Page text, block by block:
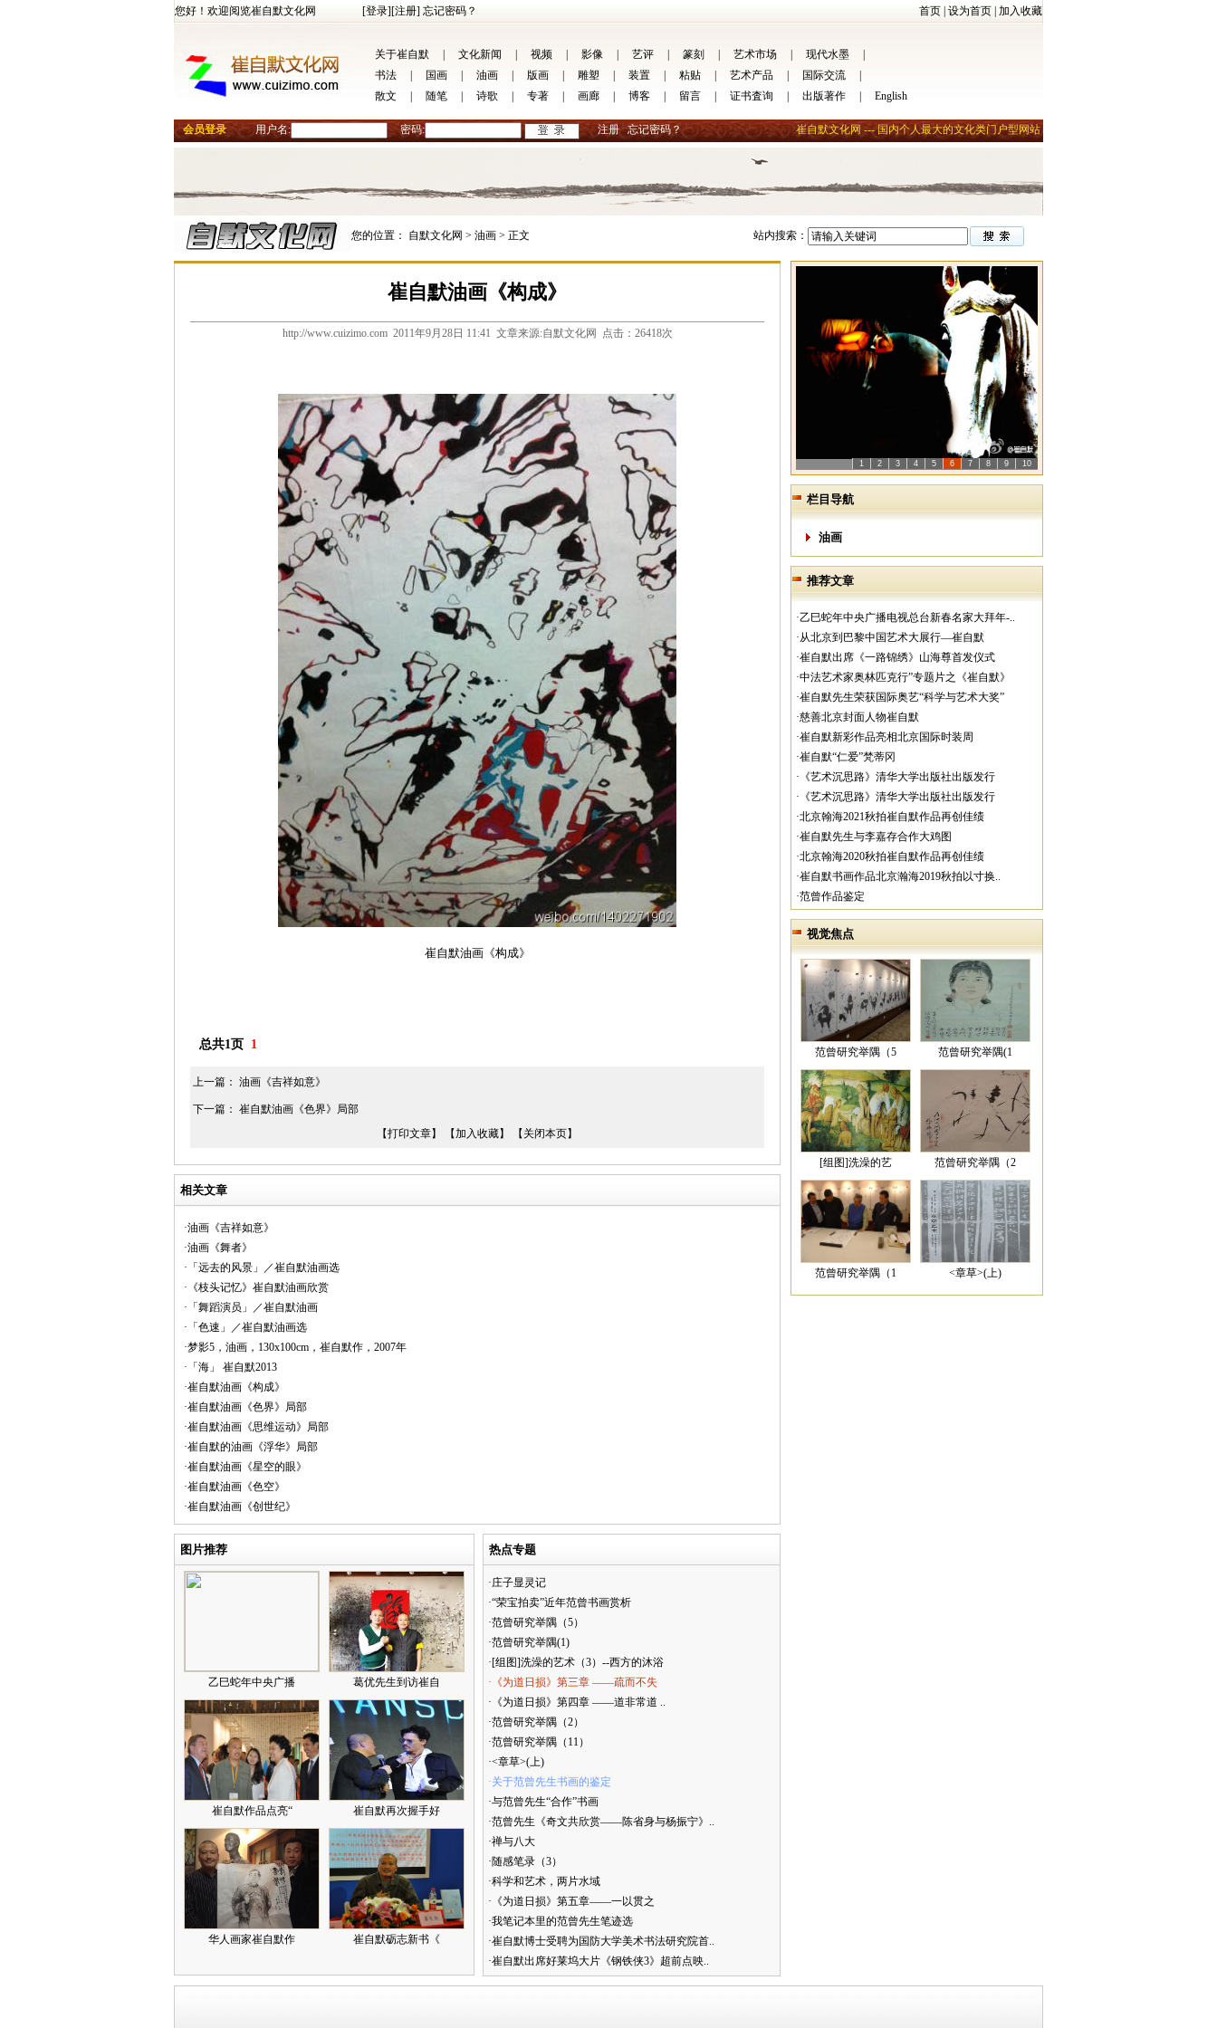
您好！欢迎阅览崔自默文化网 [登录][注册] 忘记密码？ 首页 设为首页 加入收藏
关于崔自默 文化新闻 视频 影像 艺评 篆刻 艺术市场 现代水墨
书法
国画 油画 版画 雕塑 装置 粘贴 艺术产品 国际交流
散文
随笔 诗歌 专著 画廊 博客 留言 证书査询 出版著作 English
会员登录 用户名: 密码: 注册 忘记密码？ 崔自默文化网 --- 国内个人最大的文化类门户型网站
您的位置： 自默文化网 > 油画 > 正文 站内搜索：
崔自默油画《构成》
http://www.cuizimo.com 2011年9月28日 11:41 文章来源:自默文化网 点击：26418次
崔自默油画《构成》
总共1页 1
上一篇： 油画《吉祥如意》
下一篇： 崔自默油画《色界》局部
【打印文章】
【加入收藏】 【关闭本页】
相关文章
·油画《吉祥如意》
·油画《舞者》
·「远去的风景」／崔自默油画选
·《枝头记忆》崔自默油画欣赏
·「舞蹈演员」／崔自默油画
·「色速」／崔自默油画选
·梦影5，油画，130x100cm，崔自默作，2007年
·「海」 崔自默2013
·崔自默油画《构成》
·崔自默油画《色界》局部
·崔自默油画《思维运动》局部
·崔自默的油画《浮华》局部
·崔自默油画《星空的眼》
·崔自默油画《色空》
·崔自默油画《创世纪》
图片推荐
乙巳蛇年中央广播 葛优先生到访崔自
崔自默作品点亮“ 崔自默再次握手好
华人画家崔自默作 崔自默砺志新书《
热点专题
·庄子显灵记
·“荣宝拍卖”近年范曾书画赏析
·范曾研究举隅（5）
·范曾研究举隅(1)
·[组图]洗澡的艺术（3）--西方的沐浴
·《为道日损》第三章 ——疏而不失
·《为道日损》第四章 ——道非常道 ..
·范曾研究举隅（2）
·范曾研究举隅（11）
·<章草>(上)
·关于范曾先生书画的鉴定
·与范曾先生“合作”书画
·范曾先生《奇文共欣赏——陈省身与杨振宁》..
·禅与八大
·随感笔录（3）
·科学和艺术，两片水域
·《为道日损》第五章——一以贯之
·我笔记本里的范曾先生笔迹选
·崔自默博士受聘为国防大学美术书法研究院首..
·崔自默出席好莱坞大片《钢铁侠3》超前点映..
1 2 3 4 5 6 7 8 9 10
栏目导航
油画
推荐文章
·乙巳蛇年中央广播电视总台新春名家大拜年-..
·从北京到巴黎中国艺术大展行—崔自默
·崔自默出席《一路锦绣》山海尊首发仪式
·中法艺术家奥林匹克行”专题片之《崔自默》
·崔自默先生荣获国际奥艺“科学与艺术大奖”
·慈善北京封面人物崔自默
·崔自默新彩作品亮相北京国际时装周
·崔自默“仁爱”梵蒂冈
·《艺术沉思路》清华大学出版社出版发行
·《艺术沉思路》清华大学出版社出版发行
·北京翰海2021秋拍崔自默作品再创佳绩
·崔自默先生与李嘉存合作大鸡图
·北京翰海2020秋拍崔自默作品再创佳绩
·崔自默书画作品北京瀚海2019秋拍以寸换..
·范曾作品鉴定
视觉焦点
范曾研究举隅（5 范曾研究举隅(1
[组图]洗澡的艺 范曾研究举隅（2
范曾研究举隅（1 <章草>(上)